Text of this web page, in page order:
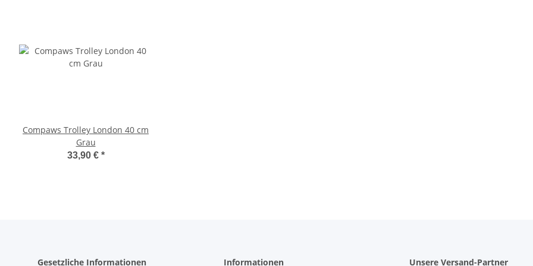
Compaws Trolley London 40 cm
Grau
33,90 € *
Gesetzliche Informationen Informationen Unsere Versand-Partner